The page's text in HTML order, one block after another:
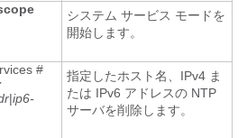
システム サービス モードを
開始します。
#
|ip6-
指定したホスト名、IPv4 ま
たは IPv6 アドレスの NTP
サーバを削除します。